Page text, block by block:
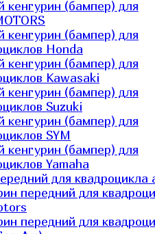
кенгурин (бампер) для
кенгурин (бампер) для
Honda
кенгурин (бампер) для
Kawasaki
кенгурин (бампер) для
Suzuki
кенгурин (бампер) для
SYM
кенгурин (бампер) для
Yamaha
для квадроцикла
передний для
передний для